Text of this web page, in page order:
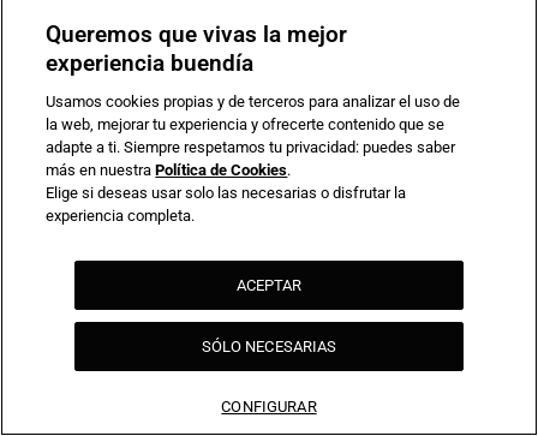
Términos y condiciones
Política de Privacidad
Política de Cookies
Gestionar cookies
Queremos que vivas la mejor
experiencia buendía
Usamos cookies propias y de terceros para analizar el uso de
la web, mejorar tu experiencia y ofrecerte contenido que se
adapte a ti. Siempre respetamos tu privacidad: puedes saber
más en nuestraPolítica de Cookies.
Elige si deseas usar solo las necesarias o disfrutar la
experiencia completa.
ACEPTAR
SÓLO NECESARIAS
CONFIGURAR